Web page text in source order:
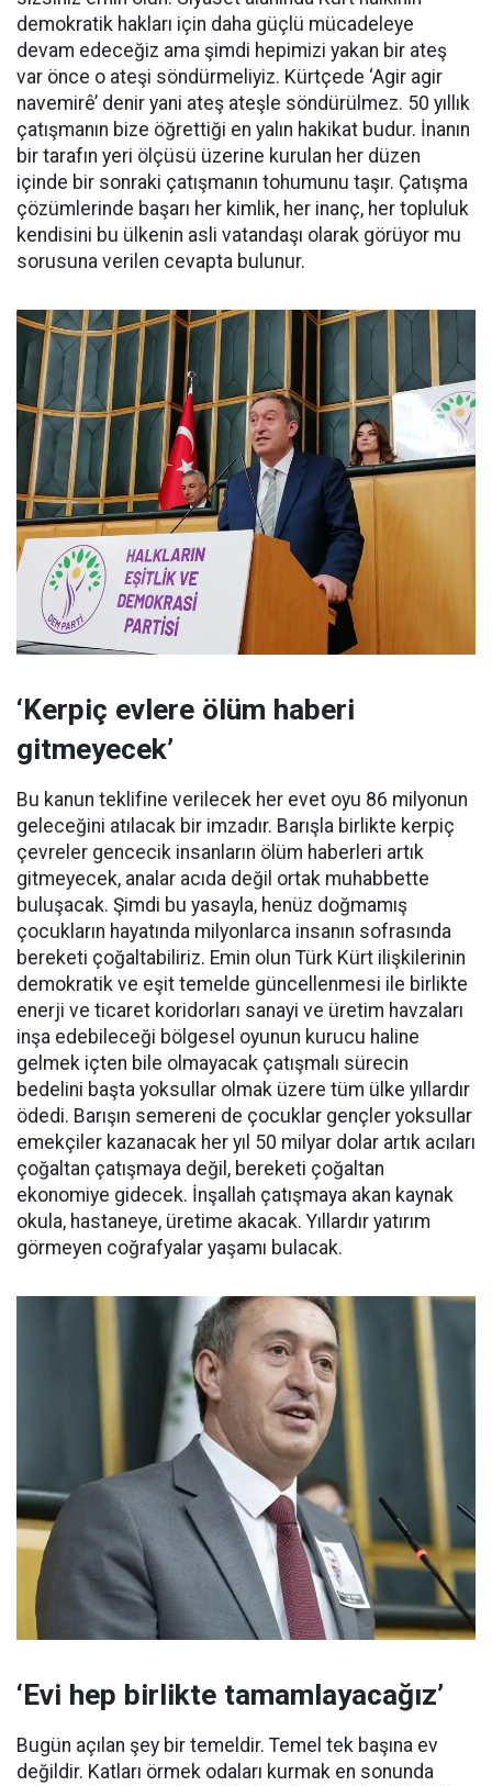
demokratik hakları için daha güçlü mücadeleye
devam edeceğiz ama şimdi hepimizi yakan bir ateş
var önce o ateşi söndürmeliyiz. Kürtçede ‘Agir agir
navemirê’ denir yani ateş ateşle söndürülmez. 50 yıllık
çatışmanın bize öğrettiği en yalın hakikat budur. İnanın
bir tarafın yeri ölçüsü üzerine kurulan her düzen
içinde bir sonraki çatışmanın tohumunu taşır. Çatışma
çözümlerinde başarı her kimlik, her inanç, her topluluk
kendisini bu ülkenin asli vatandaşı olarak görüyor mu
sorusuna verilen cevapta bulunur.
‘Kerpiç evlere ölüm haberi
gitmeyecek’
Bu kanun teklifine verilecek her evet oyu 86 milyonun
geleceğini atılacak bir imzadır. Barışla birlikte kerpiç
çevreler gencecik insanların ölüm haberleri artık
gitmeyecek, analar acıda değil ortak muhabbette
buluşacak. Şimdi bu yasayla, henüz doğmamış
çocukların hayatında milyonlarca insanın sofrasında
bereketi çoğaltabiliriz. Emin olun Türk Kürt ilişkilerinin
demokratik ve eşit temelde güncellenmesi ile birlikte
enerji ve ticaret koridorları sanayi ve üretim havzaları
inşa edebileceği bölgesel oyunun kurucu haline
gelmek içten bile olmayacak çatışmalı sürecin
bedelini başta yoksullar olmak üzere tüm ülke yıllardır
ödedi. Barışın semereni de çocuklar gençler yoksullar
emekçiler kazanacak her yıl 50 milyar dolar artık acıları
çoğaltan çatışmaya değil, bereketi çoğaltan
ekonomiye gidecek. İnşallah çatışmaya akan kaynak
okula, hastaneye, üretime akacak. Yıllardır yatırım
görmeyen coğrafyalar yaşamı bulacak.
‘Evi hep birlikte tamamlayacağız’
Bugün açılan şey bir temeldir. Temel tek başına ev
değildir. Katları örmek odaları kurmak en sonunda